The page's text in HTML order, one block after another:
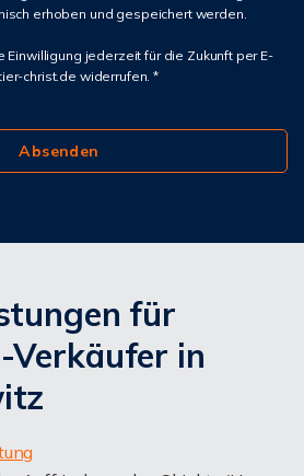
erhoben und gespeichert werden.
Einwilligung jederzeit für die Zukunft per E-
christ.de widerrufen. *
Absenden
für
Verkäufer in